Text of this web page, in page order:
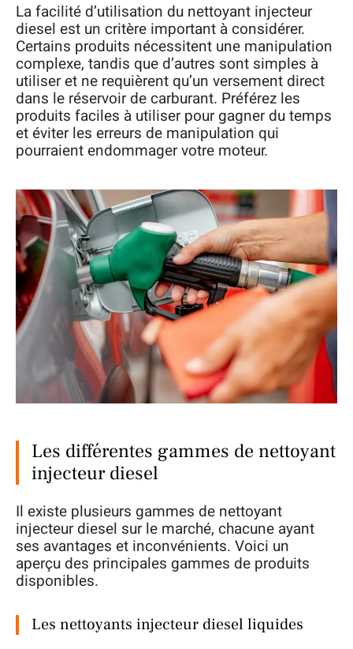
La facilité d’utilisation du nettoyant injecteur
diesel est un critère important à considérer.
Certains produits nécessitent une manipulation
complexe, tandis que d’autres sont simples à
utiliser et ne requièrent qu’un versement direct
dans le réservoir de carburant. Préférez les
produits faciles à utiliser pour gagner du temps
et éviter les erreurs de manipulation qui
pourraient endommager votre moteur.
Les différentes gammes de nettoyant
injecteur diesel
Il existe plusieurs gammes de nettoyant
injecteur diesel sur le marché, chacune ayant
ses avantages et inconvénients. Voici un
aperçu des principales gammes de produits
disponibles.
Les nettoyants injecteur diesel liquides